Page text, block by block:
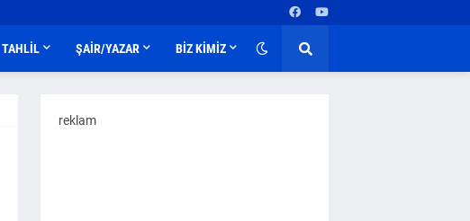
TAHLİL ŞAİR/YAZAR BİZ KİMİZ
reklam